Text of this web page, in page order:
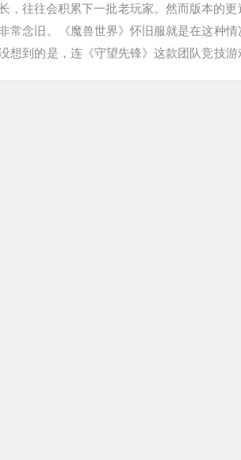
，往往会积累下一批老玩家。然而版本的
常念旧。《魔兽世界》怀旧服就是在这种情
想到的是，连《守望先锋》这款团队竞技游